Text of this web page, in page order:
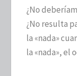
¿No
¿No resulta
la «nada»
la «nada», el